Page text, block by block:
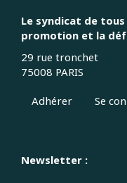
Le syndicat de
promotion et la
29 rue tronchet
75008 PARIS
Adhérer
Se
Newsletter :